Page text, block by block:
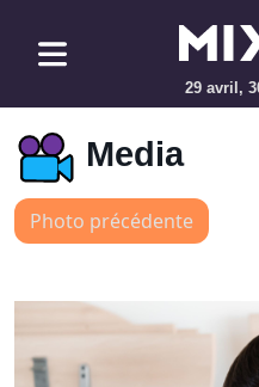
29 avril,
Media
Photo précédente